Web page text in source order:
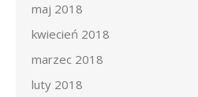
maj 2018
kwiecień 2018
marzec 2018
luty 2018